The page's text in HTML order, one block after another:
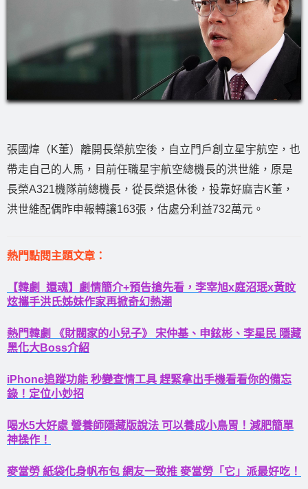
張國煒（K董）離開長榮航空後，自立門戶創立星宇航空，也
帶走自己的人馬，目前任職星宇航空總機長的洪世維，原是
長榮A321機隊前總機長，從長榮退休後，投靠好麻吉K董，
洪世維配偶昨申報轉讓163張，估處分利益732萬元。
熱門點閱主題文章：
【韓劇_還魂】劇情簡介+預告搶先看，李宰旭x庭沼珉x黃旼
炫攜手洪氏姊妹作家再掀奇幻熱潮
熱門韓劇 《財閥家的小兒子》 宋仲基、申鉉彬、李星民 隱藏
黑化大Boss介紹
iPhone追蹤功能 秒變查情工具 趕緊拿出手機看看你的備忘
錄！定位小妙招
喝水5大好處 營養師隱藏版說法 可以養成小鳥胃！減肥簡單
神操作！
麥當勞 紙袋化身帆布包 網友一致推 麥當勞「它」派最好吃！